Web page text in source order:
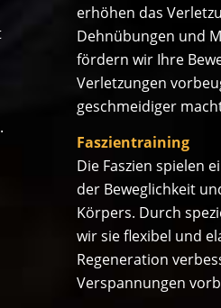
erhöhen das
Dehnübungen und
fördern wir Ihre
Verletzungen
geschmeidiger
Faszientraining
Die Faszien spielen
der Beweglichkeit
Körpers. Durch
wir sie flexibel und
Regeneration
Verspannungen